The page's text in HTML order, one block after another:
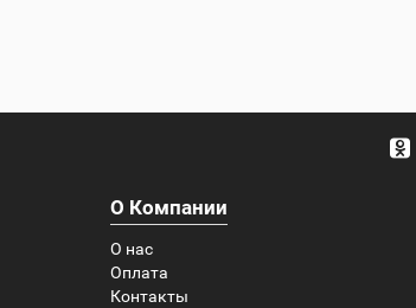
О Компании
О нас
Оплата
Контакты